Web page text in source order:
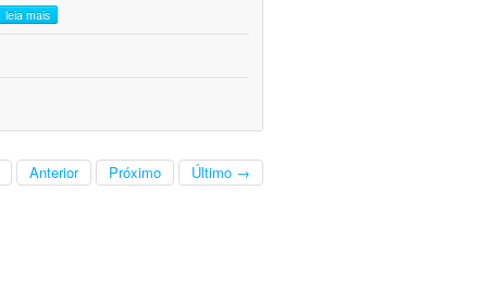
leia mais
Anterior Próximo Último →